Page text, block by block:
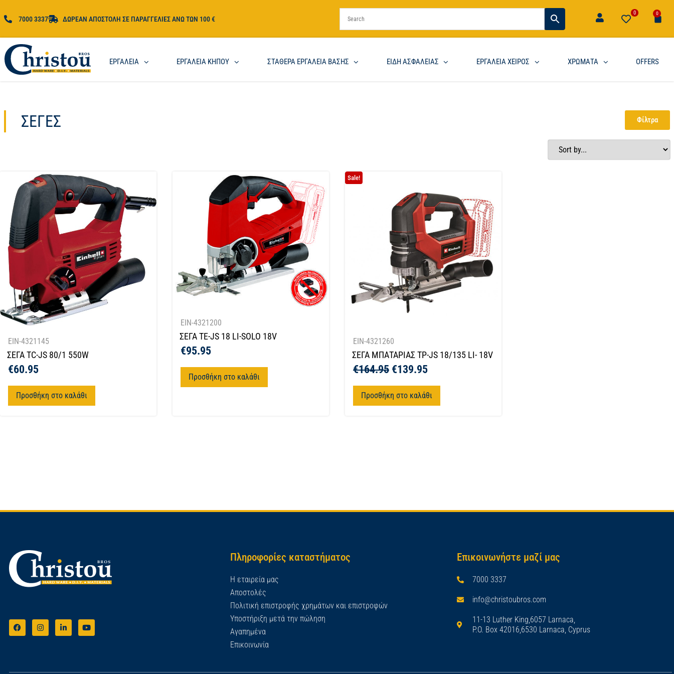
7000 3337 ΔΩΡΕΑΝ ΑΠΟΣΤΟΛΗ ΣΕ ΠΑΡΑΓΓΕΛΙΕΣ ΑΝΩ ΤΩΝ 100 €
0 0
ΕΡΓΑΛΕΙΑ ΕΡΓΑΛΕΙΑ ΚΗΠΟΥ ΣΤΑΘΕΡΑ ΕΡΓΑΛΕΙΑ ΒΑΣΗΣ ΕΙΔΗ ΑΣΦΑΛΕΙΑΣ ΕΡΓΑΛΕΙΑ ΧΕΙΡΟΣ ΧΡΩΜΑΤΑ OFFERS
ΣΈΓΕΣ Φίλτρα
EIN-4321145
ΣΕΓΑ TC-JS 80/1 550W
€60.95
Προσθήκη στο καλάθι
EIN-4321200
ΣΕΓΑ TE-JS 18 LI-SOLO 18V
€95.95
Προσθήκη στο καλάθι
Sale!
EIN-4321260
ΣΕΓΑ ΜΠΑΤΑΡΙΑΣ TP-JS 18/135 LI- 18V
€164.95 €139.95
Προσθήκη στο καλάθι
Πληροφορίες καταστήματος
Η εταιρεία μας
Αποστολές
Πολιτική επιστροφής χρημάτων και επιστροφών
Υποστήριξη μετά την πώληση
Αγαπημένα
Επικοινωνία
Επικοινωνήστε μαζί μας
7000 3337
info@christoubros.com
11-13 Luther King,6057 Larnaca,
P.O. Box 42016,6530 Larnaca, Cyprus